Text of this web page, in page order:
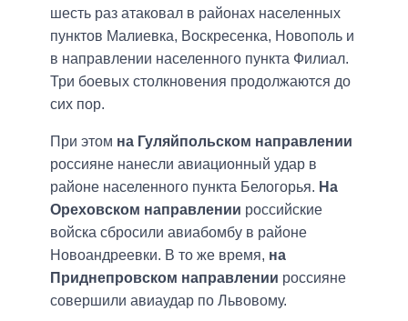
шесть раз атаковал в районах населенных
пунктов Малиевка, Воскресенка, Новополь и
в направлении населенного пункта Филиал.
Три боевых столкновения продолжаются до
сих пор.
При этом на Гуляйпольском направлении
россияне нанесли авиационный удар в
районе населенного пункта Белогорья. На
Ореховском направлении российские
войска сбросили авиабомбу в районе
Новоандреевки. В то же время, на
Приднепровском направлении россияне
совершили авиаудар по Львовому.